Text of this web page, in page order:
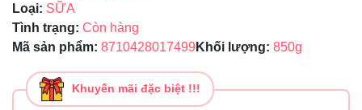
Loại: SỮA
Tình trạng: Còn hàng
Mã sản phẩm: 8710428017499 Khối lượng: 850g
Khuyến mãi đặc biệt !!!